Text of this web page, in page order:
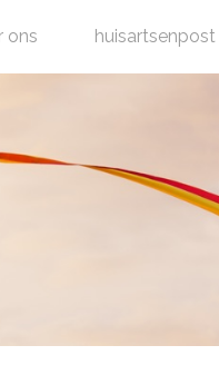
ons huisartsenpost